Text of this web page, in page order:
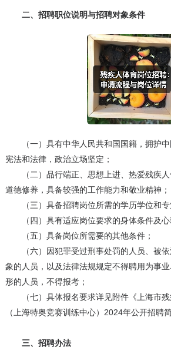
二、招聘职位说明与招聘对象条件
（一）具有中华人民共和国国籍，拥护中
宪法和法律，政治立场坚定；
（二）品行端正、思想上进、热爱残疾人
道德修养，具备较强的工作能力和敬业精神；
（三）具备招聘岗位所需的学历学位和专
（四）具有适应岗位要求的身体条件及心
（五）具备岗位所需要的其他条件；
（六）因犯罪受过刑事处罚的人员、被依
象的人员，以及法律法规规定不得聘用为事
形的人员，不得报考；
（七）具体报名要求详见附件《上海市残
（上海特奥竞赛训练中心）2024年公开招聘
三、招聘办法